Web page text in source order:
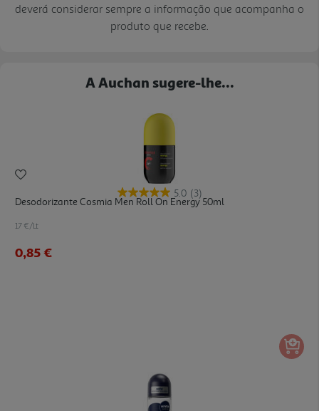
deverá considerar sempre a informação que acompanha o
produto que recebe.
A Auchan sugere-lhe...
5.0 (3)
Desodorizante Cosmia Men Roll On Energy 50ml
17 €/Lt
0,85 €